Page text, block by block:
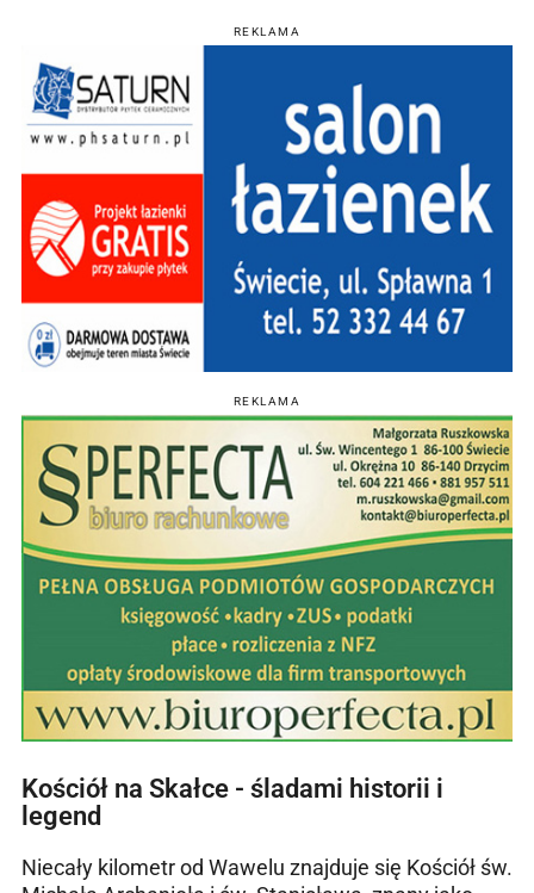
REKLAMA
REKLAMA
Kościół na Skałce - śladami historii i
legend
Niecały kilometr od Wawelu znajduje się Kościół św.